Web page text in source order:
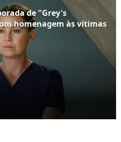
de "Grey's
homenagem às vítimas